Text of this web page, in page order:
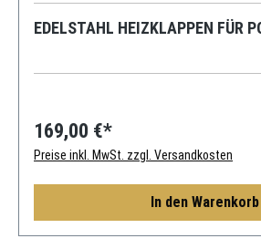
EDELSTAHL HEIZKLAPPEN FÜR
169,00 €*
Preise inkl. MwSt. zzgl. Versandkosten
In den Warenkorb